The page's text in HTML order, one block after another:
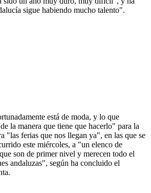
sigue habiendo mucho talento".
está de moda, y lo que
la manera que tiene que hacerlo" para la
"las ferias que nos llegan ya", en las que se
este miércoles, a "un elenco de
son de primer nivel y merecen todo el
andaluzas", según ha concluido el